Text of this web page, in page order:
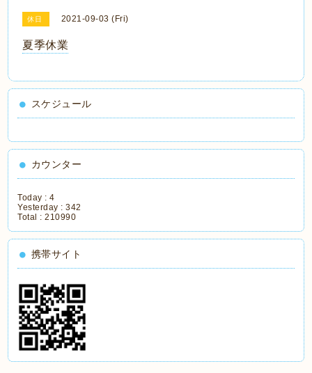
休日 2021-09-03 (Fri)
夏季休業
スケジュール
カウンター
Today :4
Yesterday :342
Total :210990
携帯サイト